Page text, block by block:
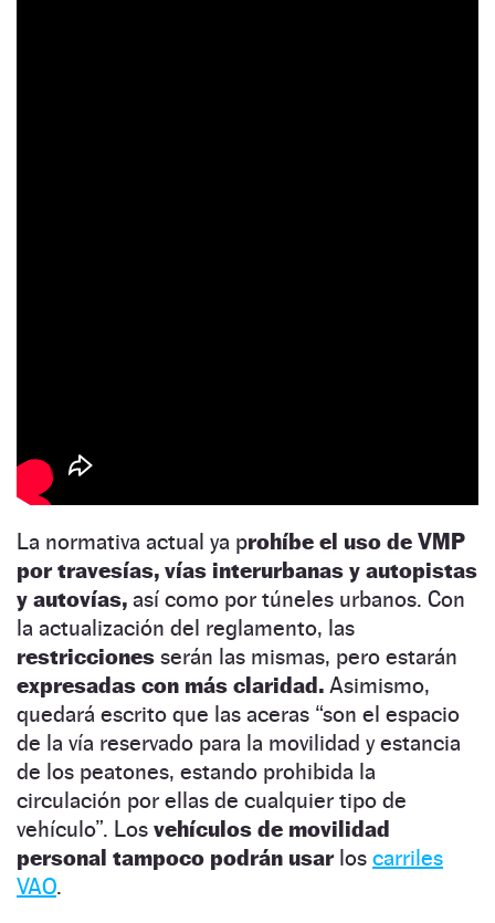
La normativa actual ya prohíbe el uso de VMP
por travesías, vías interurbanas y autopistas
y autovías, así como por túneles urbanos. Con
la actualización del reglamento, las
restricciones serán las mismas, pero estarán
expresadas con más claridad. Asimismo,
quedará escrito que las aceras “son el espacio
de la vía reservado para la movilidad y estancia
de los peatones, estando prohibida la
circulación por ellas de cualquier tipo de
vehículo”. Los vehículos de movilidad
personal tampoco podrán usarlos carriles
VAO.